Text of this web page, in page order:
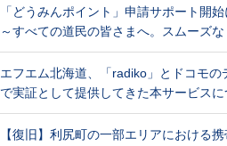
「どうみんポイント」申請サポート開
～すべての道民の皆さまへ。スムーズ
エフエム北海道、「radiko」とドコモ
で実証として提供してきた本サービス
【復旧】利尻町の一部エリアにおける